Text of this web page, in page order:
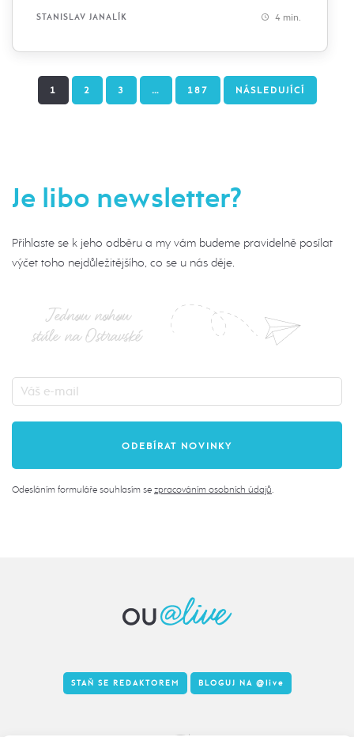
STANISLAV JANALÍK 4 min.
1 2 3 … 187 NÁSLEDUJÍCÍ
Je libo newsletter?
Přihlaste se k jeho odběru a my vám budeme pravidelně posílat
výčet toho nejdůležitějšího, co se u nás děje.
Jednou nohou
stále na Ostravské
Odesláním formuláře souhlasím se zpracováním osobních údajů
STAŇ SE REDAKTOREM BLOGUJ NA @live